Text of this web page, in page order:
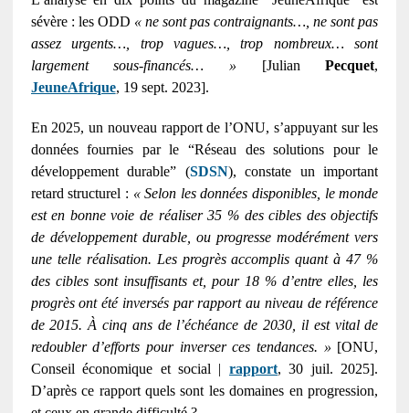
sévère : les ODD « ne sont pas contraignants…, ne sont pas
assez urgents…, trop vagues…, trop nombreux… sont
largement sous-financés… » [JulianPecquet,
JeuneAfrique, 19 sept. 2023].
En 2025, un nouveau rapport de l’ONU, s’appuyant sur les
données fournies par le “Réseau des solutions pour le
développement durable” (SDSN), constate un important
retard structurel : « Selon les données disponibles, le monde
est en bonne voie de réaliser 35 % des cibles des objectifs
de développement durable, ou progresse modérément vers
une telle réalisation. Les progrès accomplis quant à 47 %
des cibles sont insuffisants et, pour 18 % d’entre elles, les
progrès ont été inversés par rapport au niveau de référence
de 2015. À cinq ans de l’échéance de 2030, il est vital de
redoubler d’efforts pour inverser ces tendances. » [ONU,
Conseil économique et social | rapport, 30 juil. 2025].
D’après ce rapport quels sont les domaines en progression,